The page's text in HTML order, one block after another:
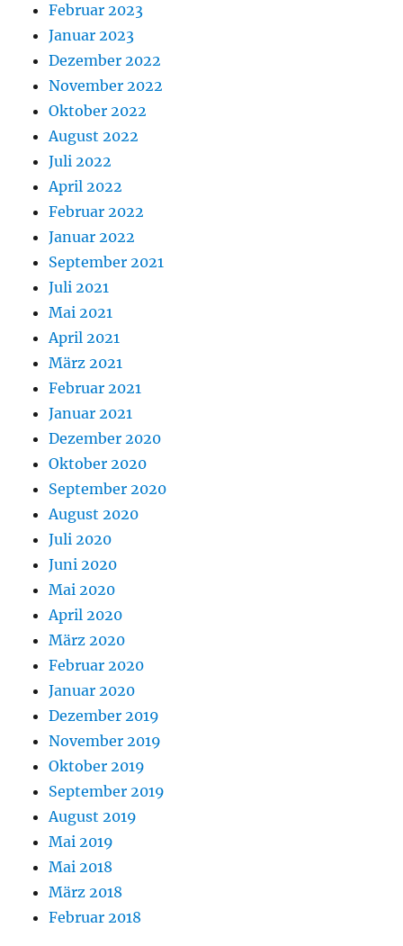
Februar 2023
Januar 2023
Dezember 2022
November 2022
Oktober 2022
August 2022
Juli 2022
April 2022
Februar 2022
Januar 2022
September 2021
Juli 2021
Mai 2021
April 2021
März 2021
Februar 2021
Januar 2021
Dezember 2020
Oktober 2020
September 2020
August 2020
Juli 2020
Juni 2020
Mai 2020
April 2020
März 2020
Februar 2020
Januar 2020
Dezember 2019
November 2019
Oktober 2019
September 2019
August 2019
Mai 2019
Mai 2018
März 2018
Februar 2018